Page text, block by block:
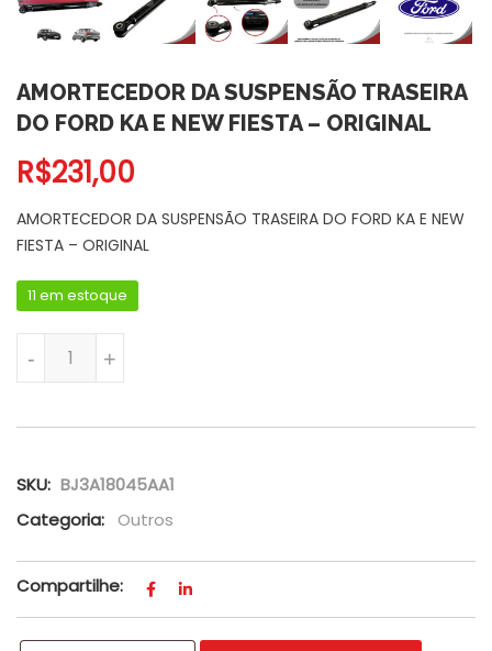
AMORTECEDOR DA SUSPENSÃO TRASEIRA
DO FORD KA E NEW FIESTA – ORIGINAL
R$231,00
AMORTECEDOR DA SUSPENSÃO TRASEIRA DO FORD KA E NEW
FIESTA – ORIGINAL
11 em estoque
+
-
SKU: BJ3A18045AA1
Categoria:
Outros
Compartilhe: